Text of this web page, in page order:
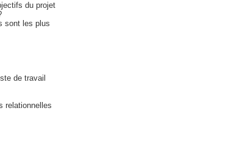
du projet
sont les plus
de travail
relationnelles